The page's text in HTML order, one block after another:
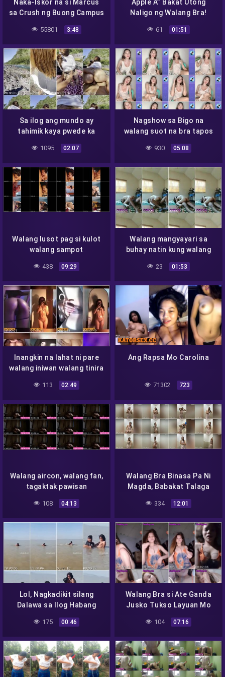
Naka-Iskor na si Marcus
sa Crush ng Buong Campus
55801 3:48
Apple A” Bakat Utong
Naligo ng Walang Bra!
61 01:51
Sa ilog ang mundo ay
tahimik kaya pwede ka
atin
1095 02:07
Nagshow sa Bigo na
walang suot na bra tapos
930 05:08
Walang lusot pag si kulot
walang sampot
438 09:29
Walang mangyayari sa
buhay natin kung walang
23 01:53
Inangkin na lahat ni pare
walang iniwan walang tinira
113 02:49
Ang Rapsa Mo Carolina
71302 723
Walang aircon, walang fan,
tagaktak pawisan
108 04:13
Walang Bra Binasa Pa Ni
Magda, Babakat Talaga
334 12:01
Lol, Nagkadikit silang
Dalawa sa Ilog Habang
175 00:46
Walang Bra si Ate Ganda
Jusko Tukso Layuan Mo
104 07:16